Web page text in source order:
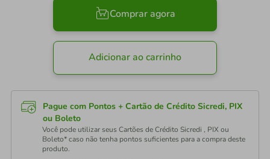
Comprar agora
Adicionar ao carrinho
Pague com Pontos + Cartão de Crédito Sicredi, PIX
ou Boleto
Você pode utilizar seus Cartões de Crédito Sicredi , PIX ou
Boleto* caso não tenha pontos suficientes para a compra deste
produto.